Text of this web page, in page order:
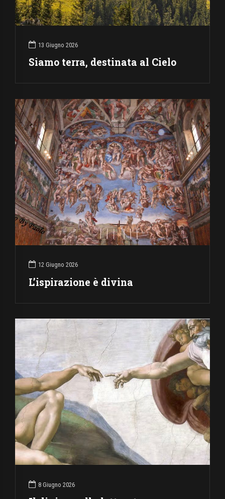
13 Giugno 2026
Siamo terra, destinata al Cielo
12 Giugno 2026
L’ispirazione è divina
8 Giugno 2026